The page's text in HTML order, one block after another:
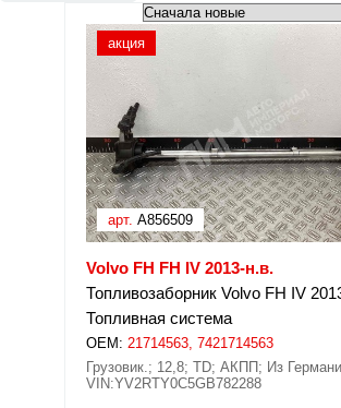
акция
арт. A856509
Volvo FH FH IV 2013-н.в.
Топливозаборник Volvo FH IV
Топливная система
OEM: 21714563, 7421714563
Грузовик.; 12,8; TD; АКПП; Из
VIN:YV2RTY0C5GB782288